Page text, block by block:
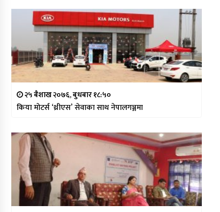
२५ बैशाख २०७६, बुधबार १८:५०
किया मोटर्स ‘थ्रीएस’ सेवाका साथ नेपालगञ्जमा